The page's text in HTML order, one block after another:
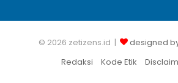
© 2026 zetizens.id |
designed
Redaksi
Kode Etik